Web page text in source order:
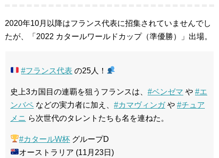
2020年10月以降はフランス代表に招集されていませんでし
たが、「2022 カタールワールドカップ（準優勝）」出場。
#フランス代表 の25人！
史上3カ国目の連覇を狙うフランスは、 #ベンゼマ や #エ
ンバペ などの実力者に加え、 #カマヴィンガや #チュア
メニ ら次世代のタレントたちも名を連ねた。
#カタールW杯 グループD
オーストラリア (11月23日)